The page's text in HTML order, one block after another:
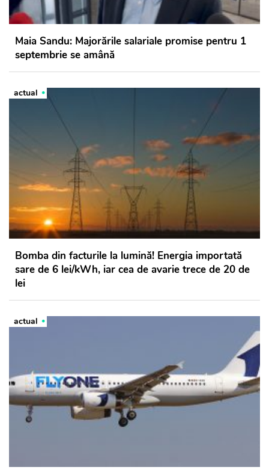
Maia Sandu: Majorările salariale promise pentru 1
septembrie se amână
actual
Bomba din facturile la lumină! Energia importată
sare de 6 lei/kWh, iar cea de avarie trece de 20 de
lei
actual